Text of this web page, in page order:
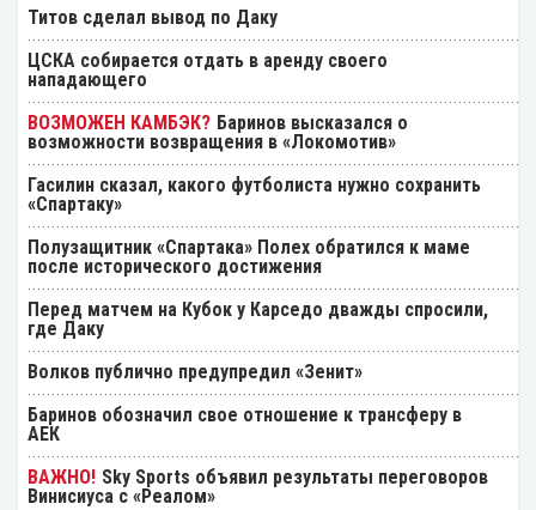
Титов сделал вывод по Даку
ЦСКА собирается отдать в аренду своего
нападающего
Баринов высказался о
возможности возвращения в «Локомотив»
Гасилин сказал, какого футболиста нужно сохранить
«Спартаку»
Полузащитник «Спартака» Полех обратился к маме
после исторического достижения
Перед матчем на Кубок у Карседо дважды спросили,
где Даку
Волков публично предупредил «Зенит»
Баринов обозначил свое отношение к трансферу в
АЕК
Sky Sports объявил результаты переговоров
Винисиуса с «Реалом»